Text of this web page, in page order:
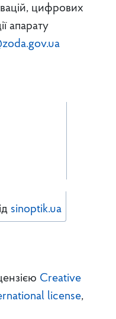
цифрових
апарату
sinoptik.ua
Creative
license,